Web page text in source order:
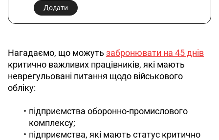
Додати
Нагадаємо, що можуть забронювати на 45 днів
критично важливих працівників, які мають
неврегульовані питання щодо військового
обліку:
підприємства оборонно-промислового
комплексу;
підприємства, які мають статус критично